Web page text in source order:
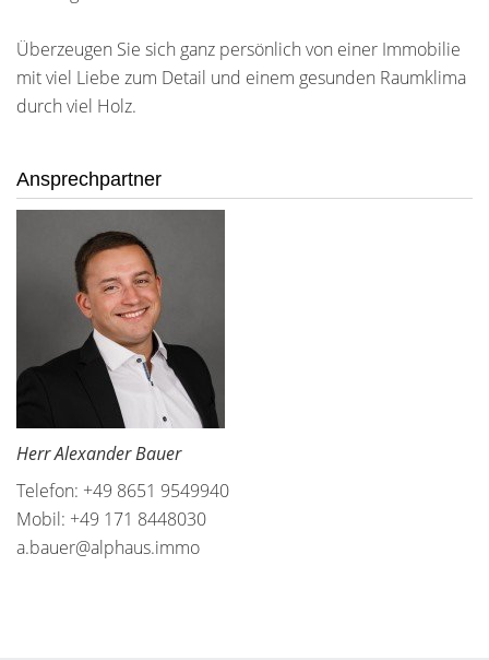
Überzeugen Sie sich ganz persönlich von einer Immobilie
mit viel Liebe zum Detail und einem gesunden Raumklima
durch viel Holz.
Ansprechpartner
Herr Alexander Bauer
Telefon: +49 8651 9549940
Mobil: +49 171 8448030
a.bauer@alphaus.immo